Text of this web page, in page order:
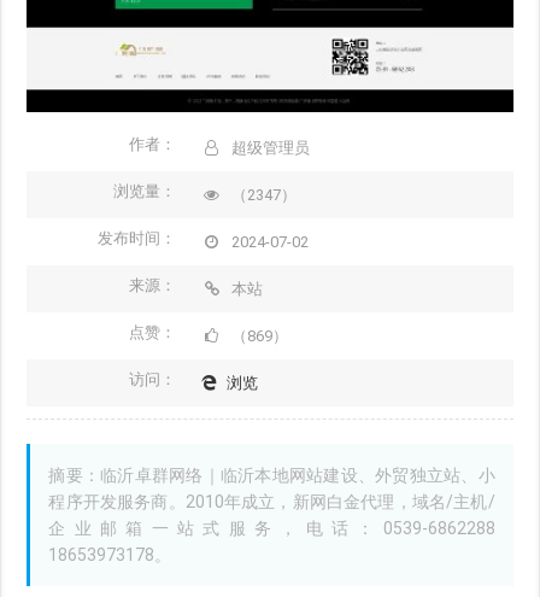
作者： 超级管理员
浏览量： （2347）
发布时间： 2024-07-02
来源： 本站
点赞： （869）
访问： 浏览
摘要：临沂卓群网络｜临沂本地网站建设、外贸独立站、小
程序开发服务商。2010年成立，新网白金代理，域名/主机/
企业邮箱一站式服务，电话：0539-6862288
18653973178。